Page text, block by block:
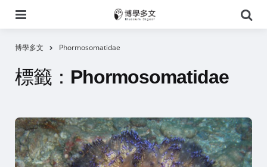
尋
博學多文 Phormosomatidae
標籤： Phormosomatidae